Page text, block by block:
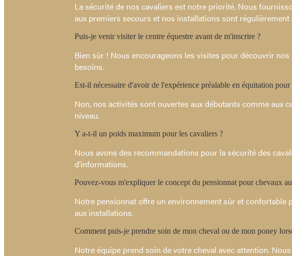
La sécurité de nos cavaliers est notre priorité. Nous
aux premiers secours et nos installations sont régulièrement
Puis-je venir visiter le centre équestre avant de m'inscrire ?
Bien sûr ! Nous encourageons les visites pour découvrir
besoins.
Est-il nécessaire d'avoir de l'expérience préalable en équitation
Non, nos activités sont ouvertes aux débutants comme aux
niveau.
Y a-t-il un poids maximum pour les cavaliers ?
Nous avons des recommandations pour la sécurité des
d’informations.
Pouvez-vous m'expliquer le concept du pensionnat pour chevaux
Notre pensionnat offre un environnement sûr et confortable
aux installations.
Comment puis-je prendre soin de mon cheval ou de mon poney
Notre équipe prend soin de votre cheval avec attention.